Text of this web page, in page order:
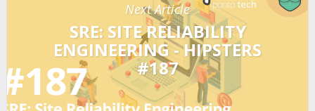
Next Article
SRE: SITE RELIABILITY
ENGINEERING - HIPSTERS
#187